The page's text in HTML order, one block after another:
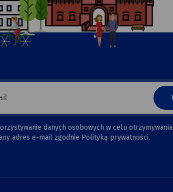
danych osobowych w celu otrzymywania
adres e-mail zgodnie Polityką prywatności.